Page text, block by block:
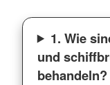
1. Wie
und
behandeln?